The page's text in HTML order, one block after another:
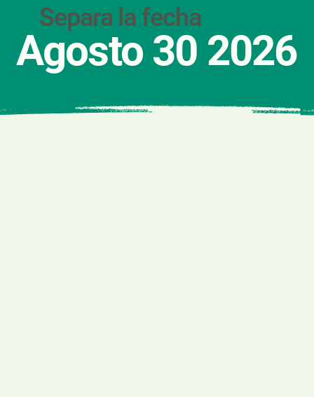
Separa la fecha
Agosto 30 2026